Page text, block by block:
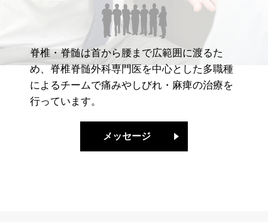
脊椎・脊髄は首から腰まで広範囲に渡るた
め、脊椎脊髄外科専門医を中心とした多職種
によるチームで痛みやしびれ・麻痺の治療を
行っています。
メッセージ